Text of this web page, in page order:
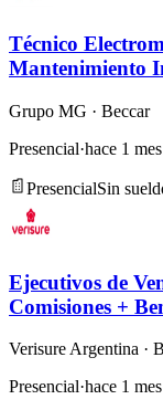
Técnico
Mantenimiento
Grupo MG · Beccar
Presencial·hace 1 mes
PresencialSin
Ejecutivos de
Comisiones +
Verisure Argentina ·
Presencial·hace 1 mes